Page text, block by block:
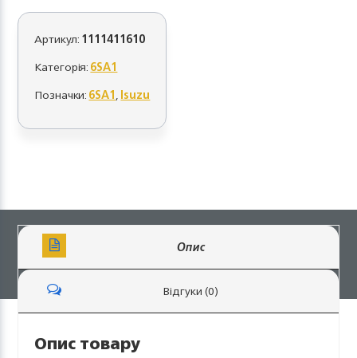
Артикул:1111411610
Категорія:6SA1
Позначки:6SA1,Isuzu
Опис
Відгуки (0)
Опис товару